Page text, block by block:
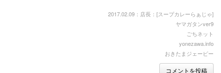
2017.02.09：店長：[スープカレーらぁじゃ]
ヤマガタンver9
ごちネット
yonezawa.info
おきたまジェーピー
コメントを投稿